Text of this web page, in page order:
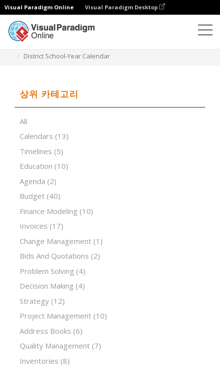
Visual Paradigm Online Visual Paradigm Desktop
District School-Year Calendar
상위 카테고리
All
Calendars (13)
Timelines (5)
Education (10)
Agenda (2)
Budget (40)
Finance Modeling (10)
Invoices (17)
Change Management (1)
Bids And Quotations (2)
Problem Solving (4)
Decision Making (4)
Strategy (12)
Project Management (10)
Address Books (6)
Quality Management (7)
Inventories (8)